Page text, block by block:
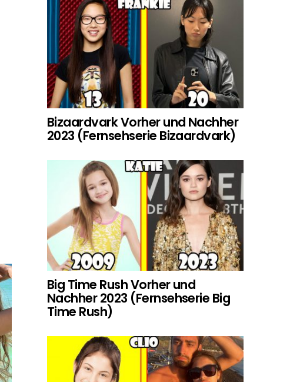
Bizaardvark Vorher und Nachher
2023 (Fernsehserie Bizaardvark)
Big Time Rush Vorher und
Nachher 2023 (Fernsehserie Big
Time Rush)